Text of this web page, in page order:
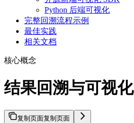
Python 后端可视化
完整回溯流程示例
最佳实践
相关文档
核心概念
结果回溯与可视化
复制页面复制页面